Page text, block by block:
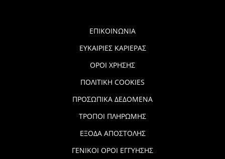
ΕΠΙΚΟΙΝΩΝΙΑ
ΕΥΚΑΙΡΙΕΣ ΚΑΡΙΕΡΑΣ
ΟΡΟΙ ΧΡΗΣΗΣ
ΠΟΛΙΤΙΚΗ COOKIES
ΠΡΟΣΩΠΙΚΑ ΔΕΔΟΜΕΝΑ
ΤΡΟΠΟΙ ΠΛΗΡΩΜΗΣ
ΕΞΟΔΑ ΑΠΟΣΤΟΛΗΣ
ΓΕΝΙΚΟΙ ΟΡΟΙ ΕΓΓΥΗΣΗΣ